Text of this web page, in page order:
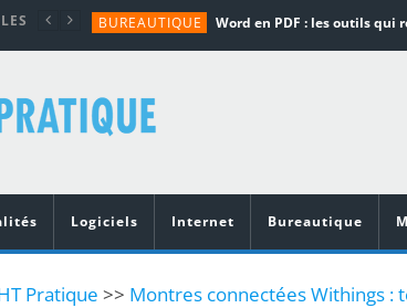
BUREAUTIQUE
TUTORIALS
MATÉRIEL
Logiciels Internet Bureautique
Pratique >> Montres connectées Withings :